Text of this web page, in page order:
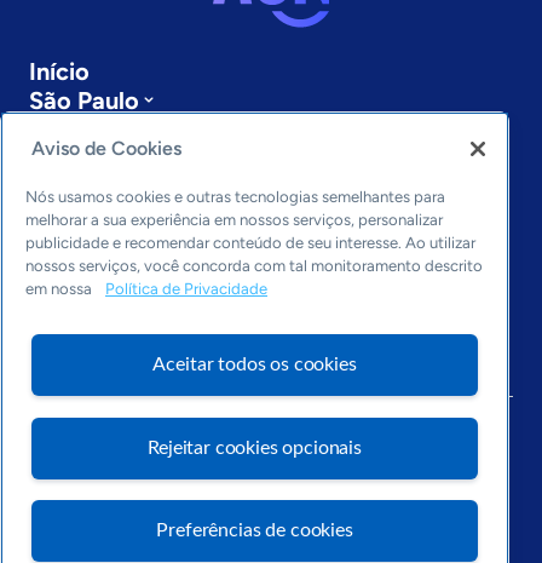
Início
São Paulo
Últimas notícias
Entre em contato
Editorias
Economia & Política
Inovação & Tecnologia
Visite o Portal Sebrae
Aviso de Cookies
Nós usamos cookies e outras tecnologias semelhantes para
melhorar a sua experiência em nossos serviços, personalizar
publicidade e recomendar conteúdo de seu interesse. Ao utilizar
nossos serviços, você concorda com tal monitoramento descrito
em nossa
Política de Privacidade
Aceitar todos os cookies
Rejeitar cookies opcionais
Preferências de cookies